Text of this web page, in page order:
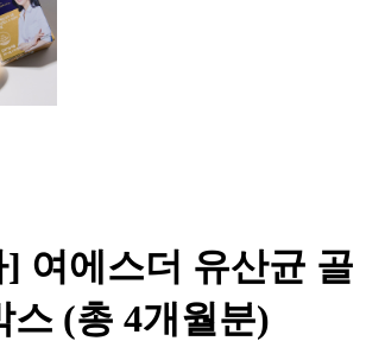
여에스더 유산균 골
스 (총 4개월분)